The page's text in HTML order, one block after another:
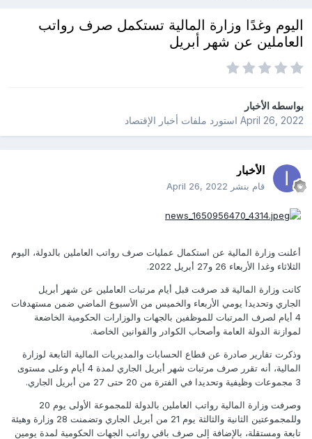
اليوم وغدًا وزارة المالية تستكمل صرف رواتب
العاملين عن شهر أبريل
بواسطهالأخبار
April 26, 2022استورد ملفات أخبار الإقتصاد
الأخبار
قام بنشر April 26, 2022
أعلنت وزارة المالية عن استكمال عمليات صرف رواتب العاملين بالدولة، اليوم
الثلاثاء وغدا الأربعاء 26 و27 أبريل 2022.
كانت وزارة المالية قد صرفت قبل أيام مرتبات العاملين عن شهر أبريل
الجاري وتحديدا يومي الأربعاء والخميس من الأسبوع الماضي ضمن مستهدفات
4 أيام لصرف المرتبات للموظفين بالجهات والوزارات الحكومية الخاضعة
لموازنة الدولة العامة وأصحاب الكوادر والقوانين الخاصة.
وذكرت تقارير صادرة عن قطاع الحسابات والمديريات المالية التابعة لوزارة
المالية، أنه تقرر صرف مرتبات شهر أبريل الجاري لمدة 4 أيام وعلى مستوى
3 مجموعات وظيفية وتحديدا في الفترة من 20 حتى 27 من أبريل الجاري.
وصرفت وزارة المالية رواتب العاملين بالدولة للمجموعة الأولى يوم 20
وللمجموعتين الثانية والثالثة يوم 21 من أبريل الجاري وتضمنت 28 وزارة وهيئة
تابعة ومستقلة، بالإضافة إلى صرف باقي رواتب الجهات الحكومية لمدة يومين